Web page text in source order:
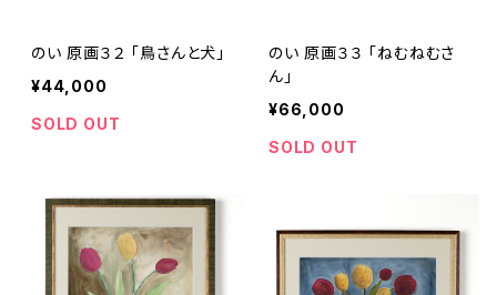
のい 原画３２ 「鳥さんと犬」
¥44,000
SOLD OUT
のい 原画３３ 「ねむねむさ
ん」
¥66,000
SOLD OUT